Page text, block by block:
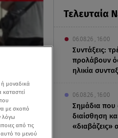
Τελευταία
06.08.26 , 16:00
Συντάξεις:
προλάβουν
ηλικία
06.08.26 , 16:00
Σημάδια
διαίσθηση
μοναδικά
με σκοπό
λόγω
από τις
αυτό το μενού